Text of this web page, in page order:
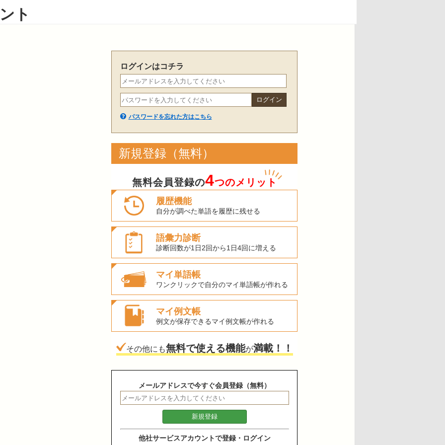
ト
ログインはコチラ
パスワードを忘れた方はこちら
新規登録（無料）
無料会員登録の4つのメリット
履歴機能
自分が調べた単語を履歴に残せる
語彙力診断
診断回数が1日2回から1日4回に増える
マイ単語帳
ワンクリックで自分のマイ単語帳が作れる
マイ例文帳
例文が保存できるマイ例文帳が作れる
その他にも無料で使える機能が満載！！
メールアドレスで今すぐ会員登録（無料）
他社サービスアカウントで登録・ログイン